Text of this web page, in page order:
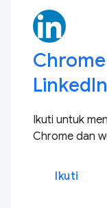
LinkedIn
Ikuti untuk
Chrome dan
Ikuti